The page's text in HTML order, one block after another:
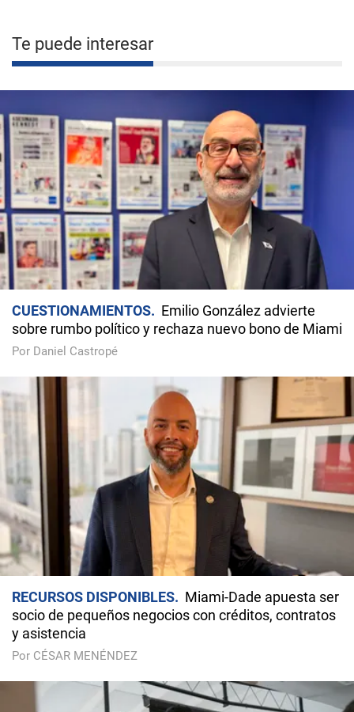
Te puede interesar
CUESTIONAMIENTOS
Emilio González advierte
sobre rumbo político y rechaza nuevo bono de Miami
Por Daniel Castropé
RECURSOS DISPONIBLES
Miami-Dade apuesta ser
socio de pequeños negocios con créditos, contratos
y asistencia
Por CÉSAR MENÉNDEZ